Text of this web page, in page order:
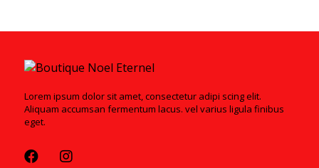
Lorem ipsum dolor sit amet, consectetur adipi scing elit.
Aliquam accumsan fermentum lacus. vel varius ligula finibus
eget.